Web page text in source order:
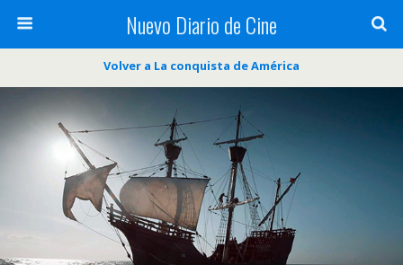
Nuevo Diario de Cine
Volver a La conquista de América